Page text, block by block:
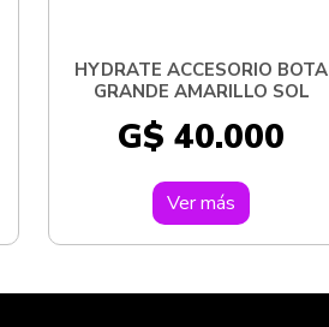
HYDRATE ACCESORIO BOTA
GRANDE AMARILLO SOL
G$ 40.000
Ver más